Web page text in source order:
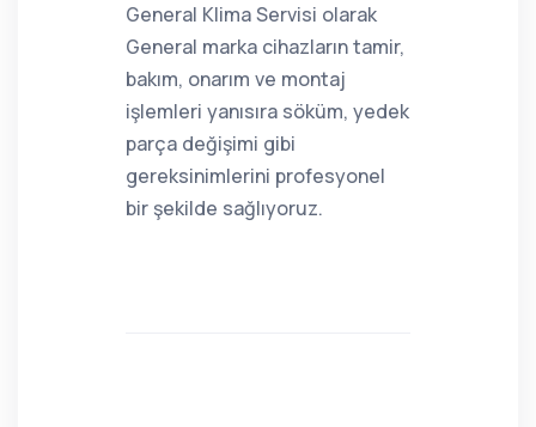
General Klima Servisi olarak
General marka cihazların tamir,
bakım, onarım ve montaj
işlemleri yanısıra söküm, yedek
parça değişimi gibi
gereksinimlerini profesyonel
bir şekilde sağlıyoruz.